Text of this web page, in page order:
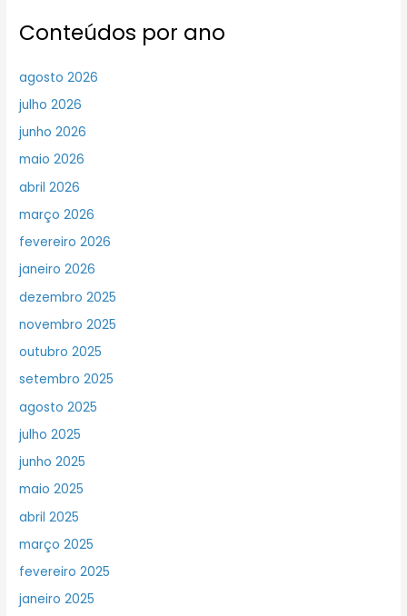
Conteúdos por ano
agosto 2026
julho 2026
junho 2026
maio 2026
abril 2026
março 2026
fevereiro 2026
janeiro 2026
dezembro 2025
novembro 2025
outubro 2025
setembro 2025
agosto 2025
julho 2025
junho 2025
maio 2025
abril 2025
março 2025
fevereiro 2025
janeiro 2025